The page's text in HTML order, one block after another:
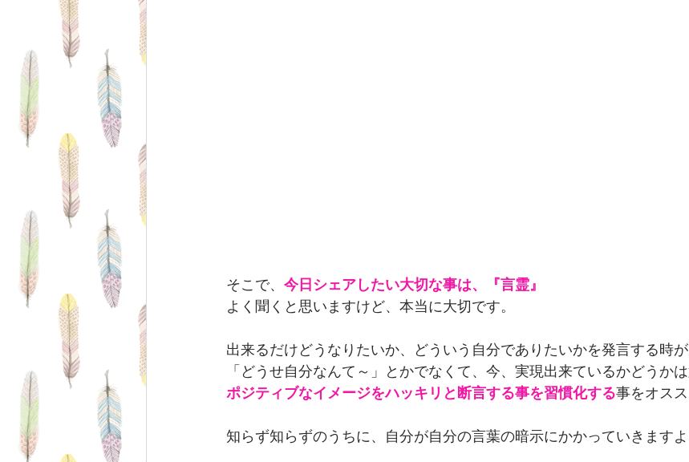
そこで、 今日シェアしたい大切な事は、『言霊』
よく聞くと思いますけど、本当に大切です。
出来るだけどうなりたいか、どういう自分でありたいかを発言する時が
「どうせ自分なんて～」とかでなくて、今、実現出来ているかどうか
ポジティブなイメージをハッキリと断言する事を習慣化する事をオスス
知らず知らずのうちに、自分が自分の言葉の暗示にかかっていきます